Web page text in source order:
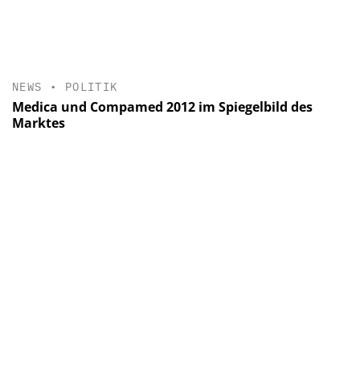
NEWS • POLITIK
Medica und Compamed 2012 im Spiegelbild des
Marktes